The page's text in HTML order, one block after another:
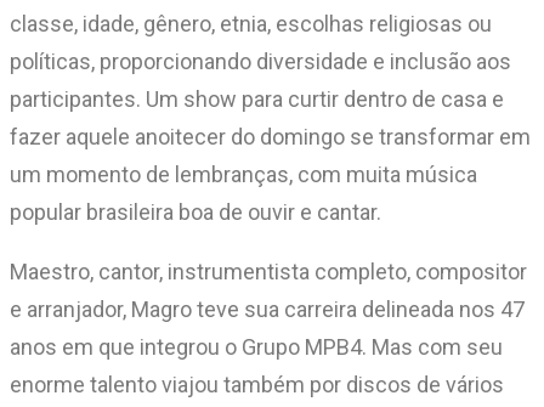
classe, idade, gênero, etnia, escolhas religiosas ou
políticas, proporcionando diversidade e inclusão aos
participantes. Um show para curtir dentro de casa e
fazer aquele anoitecer do domingo se transformar em
um momento de lembranças, com muita música
popular brasileira boa de ouvir e cantar.
Maestro, cantor, instrumentista completo, compositor
e arranjador, Magro teve sua carreira delineada nos 47
anos em que integrou o Grupo MPB4. Mas com seu
enorme talento viajou também por discos de vários